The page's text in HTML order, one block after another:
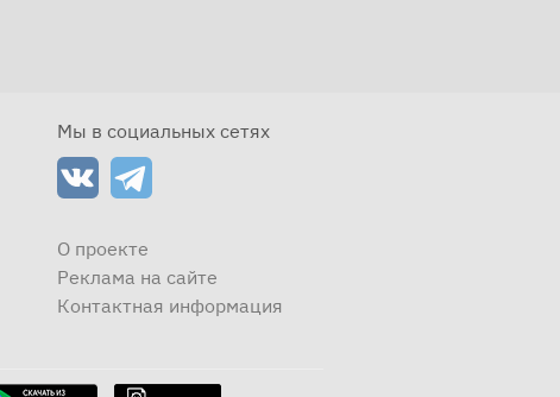
Мы в социальных сетях
О проекте
Реклама на сайте
Контактная информация